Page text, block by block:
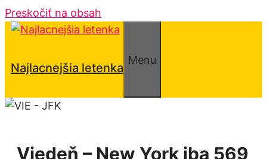
Preskočiť na obsah
Najlacnejšia letenka
Menu
Viedeň – New York iba 569